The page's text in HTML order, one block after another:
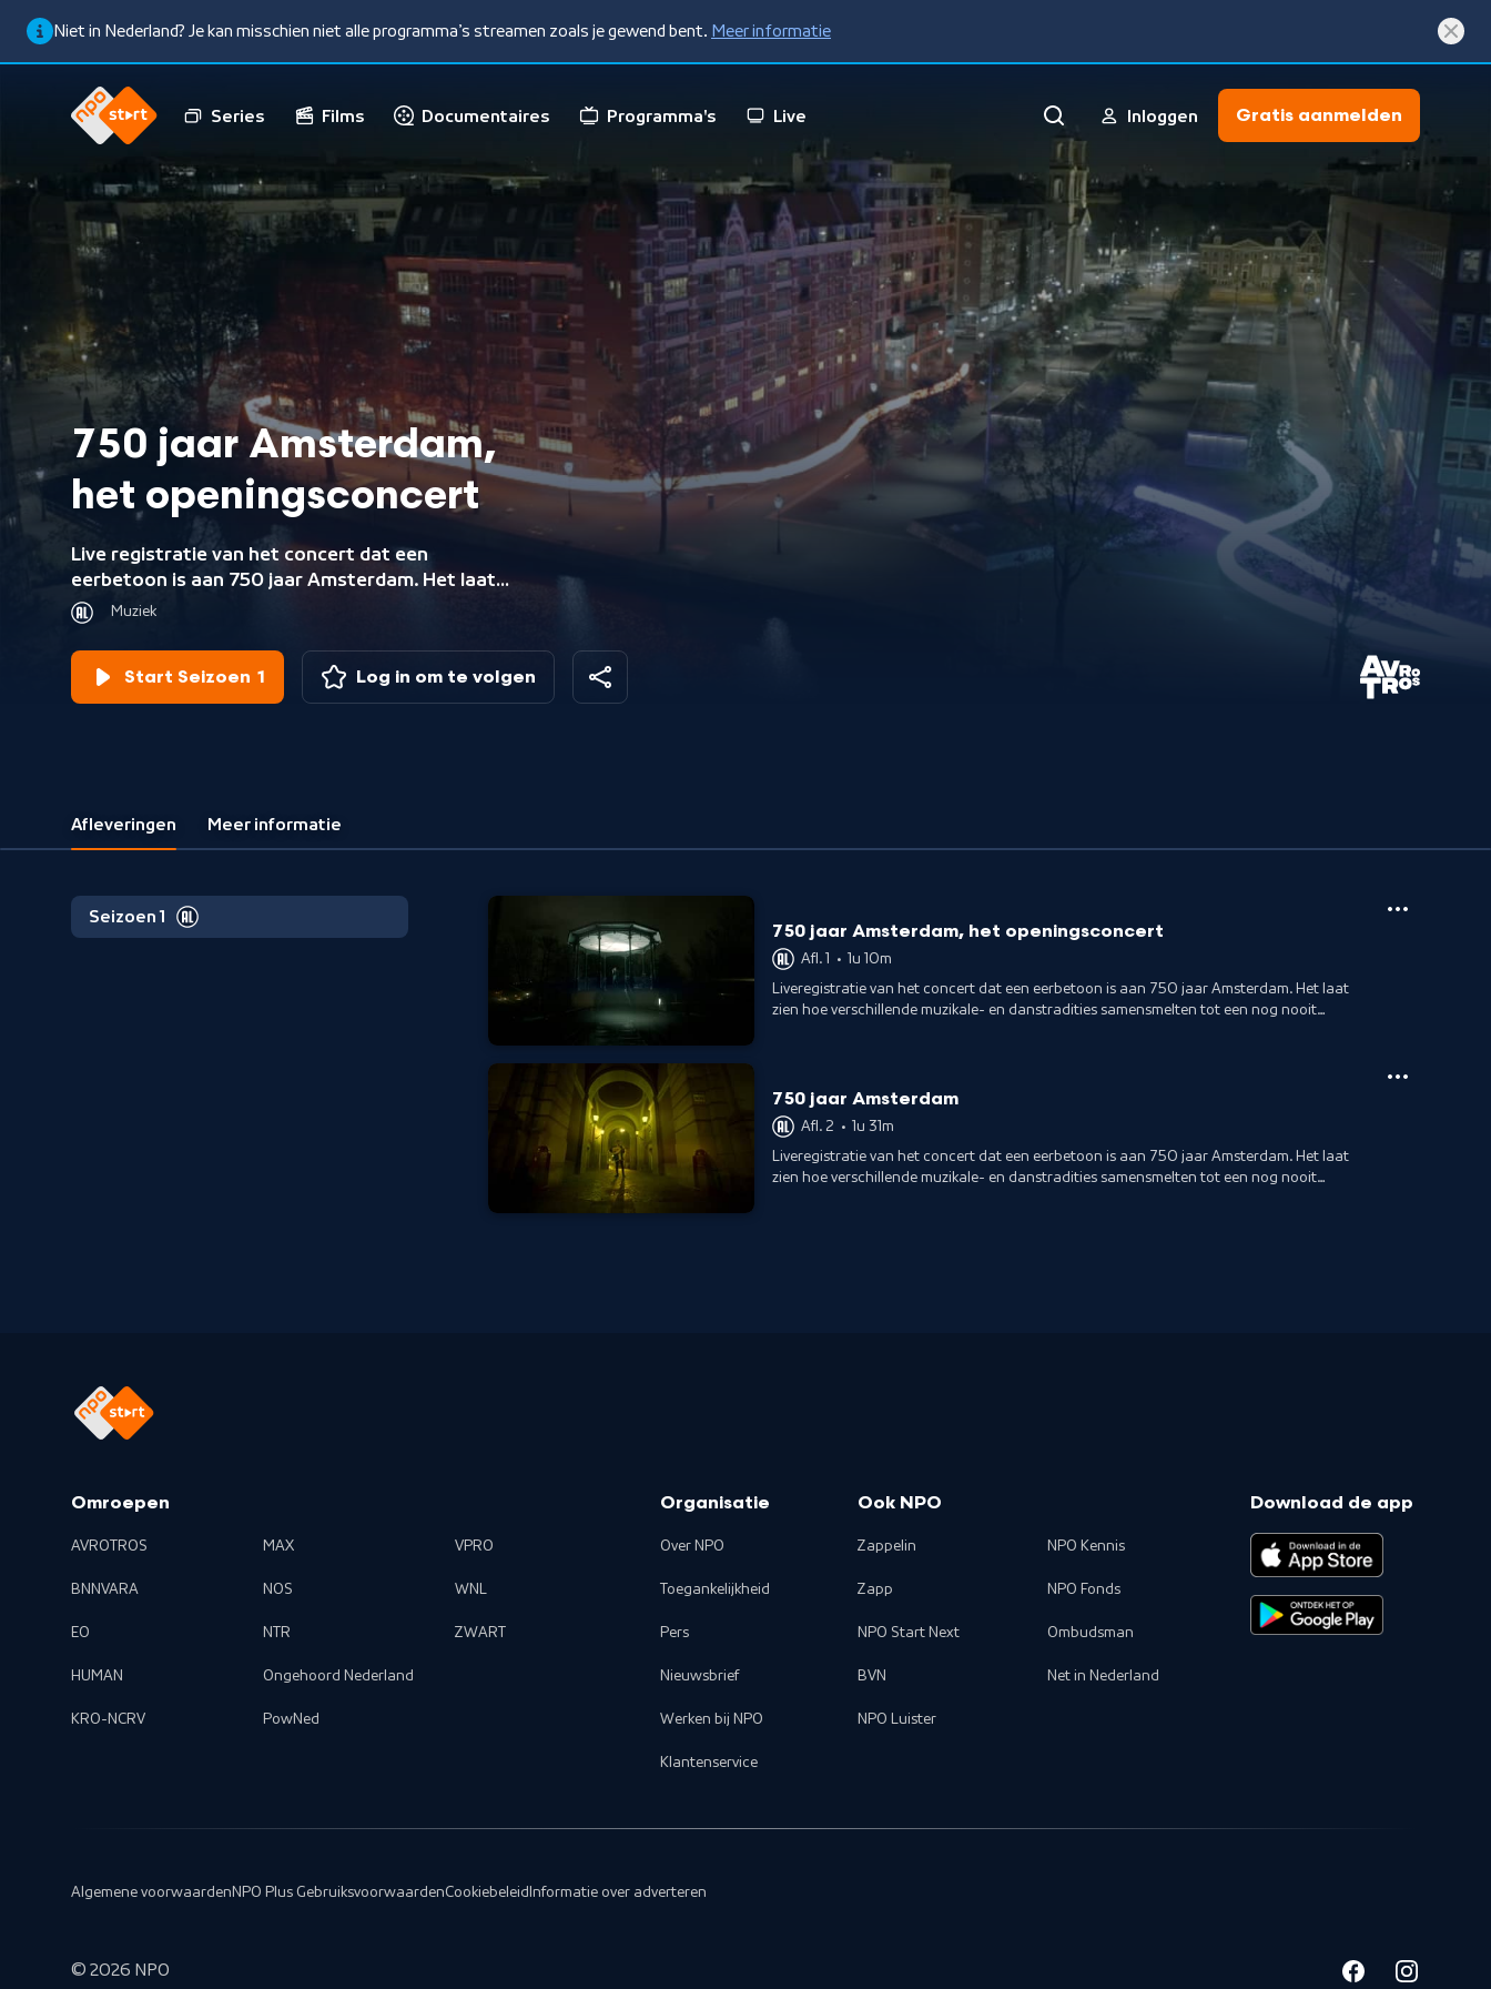
Niet in Nederland? Je kan misschien niet alle programma’s streamen zoals je gewend bent. Meer informatie
Series Films Documentaires Programma's Live Inloggen Gratis aanmelden
750 jaar Amsterdam,
het openingsconcert
Live registratie van het concert dat een
eerbetoon is aan 750 jaar Amsterdam. Het laat
zien hoe verschillende muzikale en danstradities
samensmelten tot een nog nooit vertoonde
performance.
Muziek
Start Seizoen 1 Log in om te volgen
Afleveringen Meer informatie
Seizoen 1
750 jaar Amsterdam, het openingsconcert
Afl. 1 • 1u 10m
Liveregistratie van het concert dat een eerbetoon is aan 750 jaar Amsterdam. Het laat
zien hoe verschillende muzikale- en danstradities samensmelten tot een nog nooit
750 jaar Amsterdam
Afl. 2 • 1u 31m
Liveregistratie van het concert dat een eerbetoon is aan 750 jaar Amsterdam. Het laat
zien hoe verschillende muzikale- en danstradities samensmelten tot een nog nooit
Omroepen
AVROTROS
BNNVARA
EO
HUMAN
KRO-NCRV
MAX
NOS
NTR
Ongehoord Nederland
PowNed
VPRO
WNL
ZWART
Organisatie
Over NPO
Toegankelijkheid
Pers
Nieuwsbrief
Werken bij NPO
Klantenservice
Ook NPO
Zappelin
Zapp
NPO Start Next
BVN
NPO Luister
NPO Kennis
NPO Fonds
Ombudsman
Net in Nederland
Download de app
Algemene voorwaarden NPO Plus GebruiksvoorwaardenCookiebeleid Informatie over adverteren
© 2026 NPO